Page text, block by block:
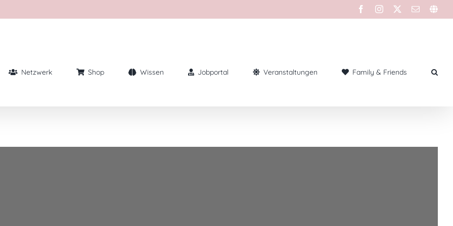
Netzwerk Shop Wissen Jobportal Veranstaltungen Family & Friends